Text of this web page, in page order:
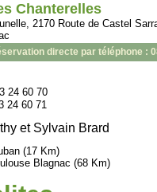
Chanterelles
2170 Route de Castel
directe par téléphone :
24 60 70
24 60 71
et Sylvain Brard
(17 Km)
Blagnac (68 Km)